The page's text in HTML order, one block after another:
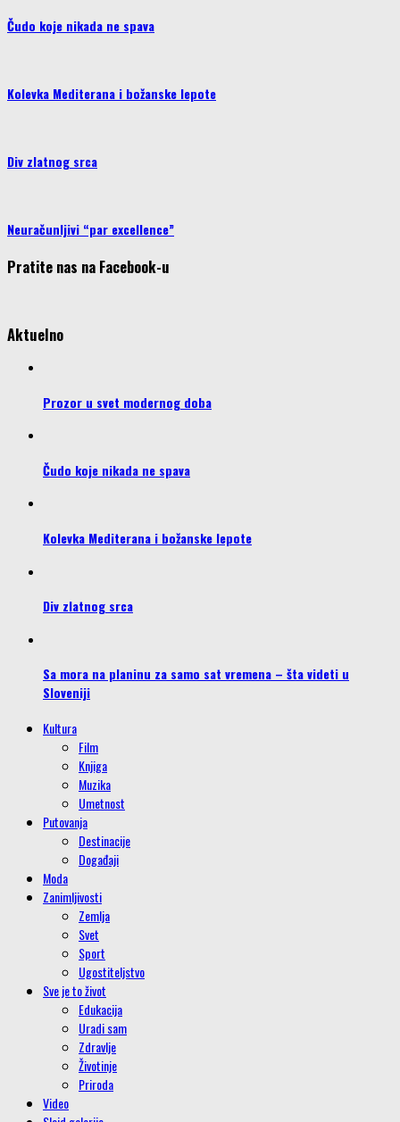
Čudo koje nikada ne spava
Kolevka Mediterana i božanske lepote
Div zlatnog srca
Neuračunljivi “par excellence”
Pratite nas na Facebook-u
Aktuelno
Prozor u svet modernog doba
Čudo koje nikada ne spava
Kolevka Mediterana i božanske lepote
Div zlatnog srca
Sa mora na planinu za samo sat vremena – šta videti u
Sloveniji
Kultura
Film
Knjiga
Muzika
Umetnost
Putovanja
Destinacije
Događaji
Moda
Zanimljivosti
Zemlja
Svet
Sport
Ugostiteljstvo
Sve je to život
Edukacija
Uradi sam
Zdravlje
Životinje
Priroda
Video